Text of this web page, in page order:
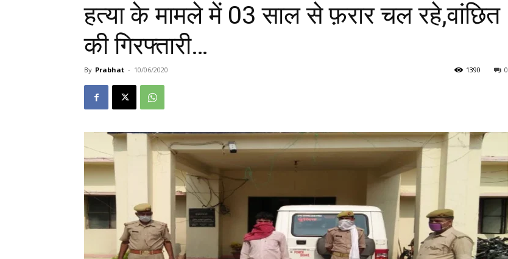
हत्या के मामले में 03 साल से फ़रार चल रहे,वांछित
की गिरफ्तारी…
By Prabhat - 10/06/2020 0
1390